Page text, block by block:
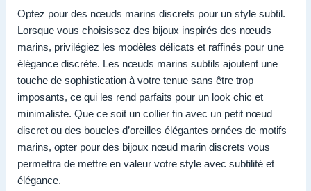
Optez pour des nœuds marins discrets pour un style subtil.
Lorsque vous choisissez des bijoux inspirés des nœuds
marins, privilégiez les modèles délicats et raffinés pour une
élégance discrète. Les nœuds marins subtils ajoutent une
touche de sophistication à votre tenue sans être trop
imposants, ce qui les rend parfaits pour un look chic et
minimaliste. Que ce soit un collier fin avec un petit nœud
discret ou des boucles d’oreilles élégantes ornées de motifs
marins, opter pour des bijoux nœud marin discrets vous
permettra de mettre en valeur votre style avec subtilité et
élégance.